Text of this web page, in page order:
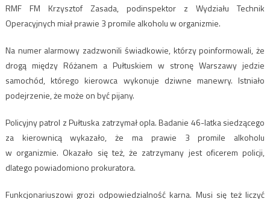
RMF FM Krzysztof Zasada, podinspektor z Wydziału Technik
Operacyjnych miał prawie 3 promile alkoholu w organizmie.
Na numer alarmowy zadzwonili świadkowie, którzy poinformowali, że
drogą między Różanem a Pułtuskiem w stronę Warszawy jedzie
samochód, którego kierowca wykonuje dziwne manewry. Istniało
podejrzenie, że może on być pijany.
Policyjny patrol z Pułtuska zatrzymał opla. Badanie 46-latka siedzącego
za kierownicą wykazało, że ma prawie 3 promile alkoholu
w organizmie. Okazało się też, że zatrzymany jest oficerem policji,
dlatego powiadomiono prokuratora.
Funkcjonariuszowi grozi odpowiedzialność karna. Musi się też liczyć